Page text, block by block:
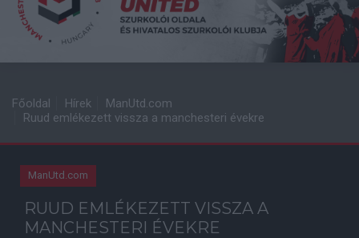
Főoldal Hírek
ManUtd.com
Ruud emlékezett vissza a manchesteri évekre
ManUtd.com
RUUD EMLÉKEZETT VISSZA A
MANCHESTERI ÉVEKRE